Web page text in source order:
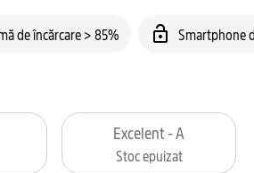
de încărcare > 85% Smartphone
Excelent - A
Stoc epuizat